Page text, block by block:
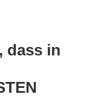
dass in